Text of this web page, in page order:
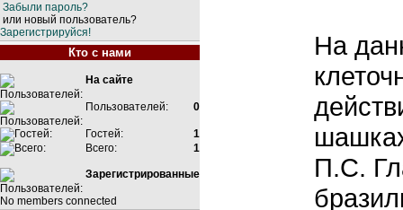
Забыли пароль?
или новый пользователь?
Зарегистрируйся!
Кто с нами
На сайте
Пользователей: 0
Гостей:
1
Всего:
1
Зарегистрированные
No members connected
На
П.С.